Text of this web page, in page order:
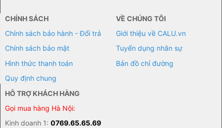
CHÍNH SÁCH
Chính sách bảo hành - Đổi trả
Chính sách bảo mật
Hình thức thanh toán
Quy định chung
VỀ CHÚNG TÔI
Giới thiệu về CALU.vn
Tuyển dụng nhân sự
Bản đồ chỉ đường
HỖ TRỢ KHÁCH HÀNG
Gọi mua hàng Hà Nội:
Kinh doanh 1: 0769.65.65.69